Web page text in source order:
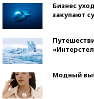
Бизнес
закупают
Модный